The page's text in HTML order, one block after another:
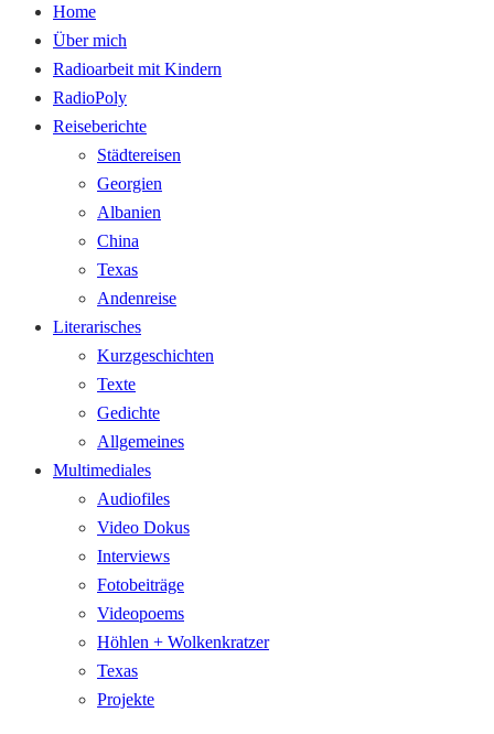
Home
Über mich
Radioarbeit mit Kindern
RadioPoly
Reiseberichte
Städtereisen
Georgien
Albanien
China
Texas
Andenreise
Literarisches
Kurzgeschichten
Texte
Gedichte
Allgemeines
Multimediales
Audiofiles
Video Dokus
Interviews
Fotobeiträge
Videopoems
Höhlen + Wolkenkratzer
Texas
Projekte